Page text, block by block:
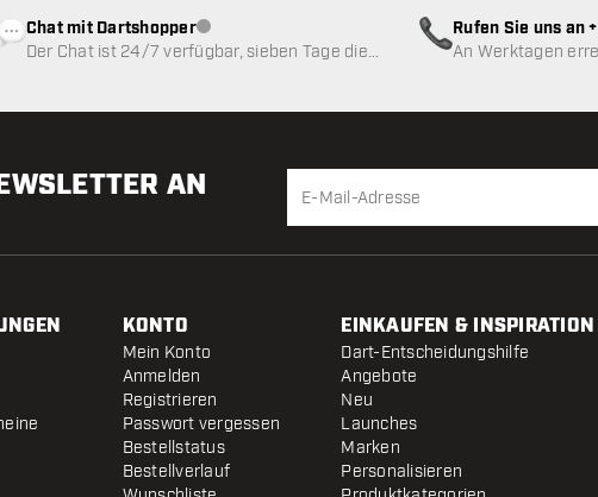
Chat mit DartshopperKundenservice nicht verfügbar
Der Chat ist 24/7 verfügbar, sieben Tage die
Rufen Sie uns an
An Werktagen
AN
KONTO
Mein Konto
Anmelden
Registrieren
Passwort vergessen
Bestellstatus
Bestellverlauf
EINKAUFEN & INSPIRATION
Dart-Entscheidungshilfe
Angebote
Neu
Launches
Marken
Personalisieren